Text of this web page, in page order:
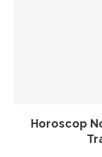
Horoscop